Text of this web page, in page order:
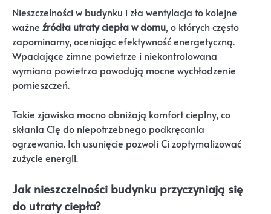
Nieszczelności w budynku i zła wentylacja to kolejne
ważne źródła utraty ciepła w domu, o których często
zapominamy, oceniając efektywność energetyczną.
Wpadające zimne powietrze i niekontrolowana
wymiana powietrza powodują mocne wychłodzenie
pomieszczeń.
Takie zjawiska mocno obniżają komfort cieplny, co
skłania Cię do niepotrzebnego podkręcania
ogrzewania. Ich usunięcie pozwoli Ci zoptymalizować
zużycie energii.
Jak nieszczelności budynku przyczyniają się
do utraty ciepła?